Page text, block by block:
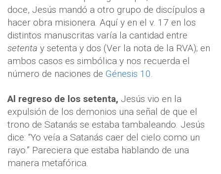
doce, Jesús mandó a otro grupo de discípulos a
hacer obra misionera. Aquí y en el v. 17 en los
distintos manuscritas varía la cantidad entre
setenta y setenta y dos (Ver la nota de la RVA); en
ambos casos es simbólica y nos recuerda el
número de naciones de Génesis 10.
Al regreso de los setenta, Jesús vio en la
expulsión de los demonios una señal de que el
trono de Satanás se estaba tambaleando. Jesús
dice: “Yo veía a Satanás caer del cielo como un
rayo.” Pareciera que estaba hablando de una
manera metafórica.